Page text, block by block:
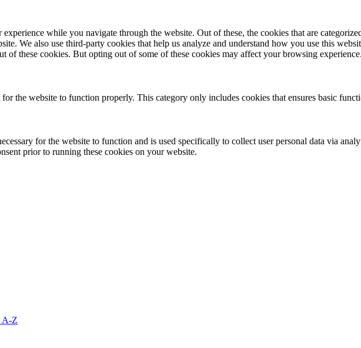
while you navigate through the website. Out of these, the cookies that are
We also use third-party cookies that help us analyze and understand how you use this
of these cookies. But opting out of some of these cookies may affect your browsing experience.
the website to function properly. This category only includes cookies that ensures basic
for the website to function and is used specifically to collect user personal data via
prior to running these cookies on your website.
A-Z